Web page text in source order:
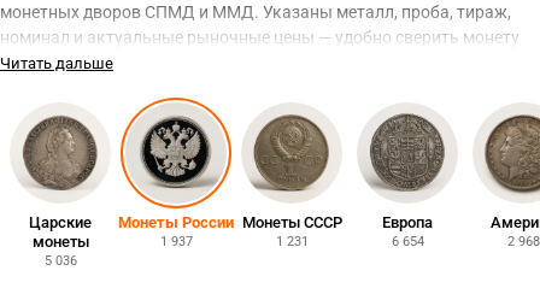
монетных дворов СПМД и ММД. Указаны металл, проба, тираж,
номинал и актуальные рыночные цены — удобно сверить монету
из коллекции с каталожным описанием.
Читать дальше
Царские
монеты
5 036
Монеты России
1 937
Монеты СССР
1 231
Европа
6 654 2 968